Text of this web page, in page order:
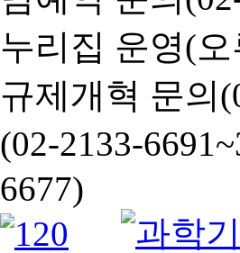
누리집 운영(
규제개혁 문의
(02-2133-
6677)